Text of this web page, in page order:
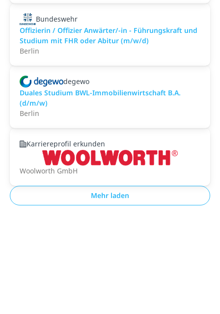
Bundeswehr
Offizierin / Offizier Anwärter/-in - Führungskraft und
Studium mit FHR oder Abitur (m/w/d)
Berlin
degewo
Duales Studium BWL-Immobilienwirtschaft B.A.
(d/m/w)
Berlin
Karriereprofil erkunden
Woolworth GmbH
Mehr laden